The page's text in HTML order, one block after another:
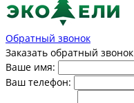
Обратный звонок
Заказать обратный звонок
Ваше имя:
Ваш телефон: